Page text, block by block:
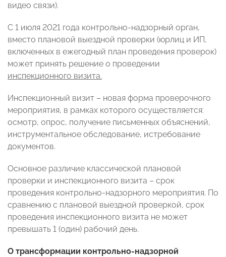
видео связи).
С 1 июля 2021 года контрольно-надзорный орган,
вместо плановой выездной проверки (юрлиц и ИП,
включенных в ежегодный план проведения проверок)
может принять решение о проведении
инспекционного визита.
Инспекционный визит – новая форма проверочного
мероприятия, в рамках которого осуществляется:
осмотр, опрос, получение письменных объяснений,
инструментальное обследование, истребование
документов.
Основное различие классической плановой
проверки и инспекционного визита – срок
проведения контрольно-надзорного мероприятия. По
сравнению с плановой выездной проверкой, срок
проведения инспекционного визита не может
превышать 1 (один) рабочий день.
О трансформации контрольно-надзорной